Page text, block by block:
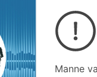
Manne